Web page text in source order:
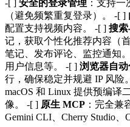
-[ ] 安全的登录管理 ：支持
（避免频繁重复登录）。 -[ ]
配置支持视频内容。 -[ ] 搜
记，获取个性化推荐内容（
笔记、发布评论、监控通知
用户信息等。 -[ ] 浏览器自动
行，确保稳定并规避 IP 风险
macOS 和 Linux 提供预编译
像。 -[ ] 原生 MCP ：完全兼
Gemini CLI、Cherry Studio、